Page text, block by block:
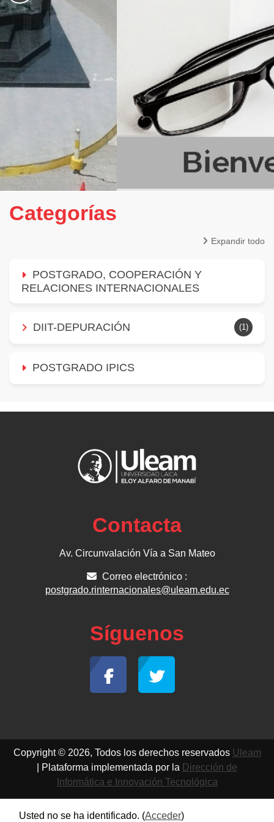
Categorías
Expandir todo
POSTGRADO, COOPERACIÓN Y
RELACIONES INTERNACIONALES
DIIT-DEPURACIÓN (1)
POSTGRADO IPICS
Contacta
Av. Circunvalación Vía a San Mateo
Correo electrónico :
postgrado.rinternacionales@uleam.edu.ec
Síguenos
Copyright © 2026, Todos los derechos reservados Uleam
| Plataforma implementada por la Dirección de
Informática e Innovación Tecnológica
Usted no se ha identificado. (Acceder)